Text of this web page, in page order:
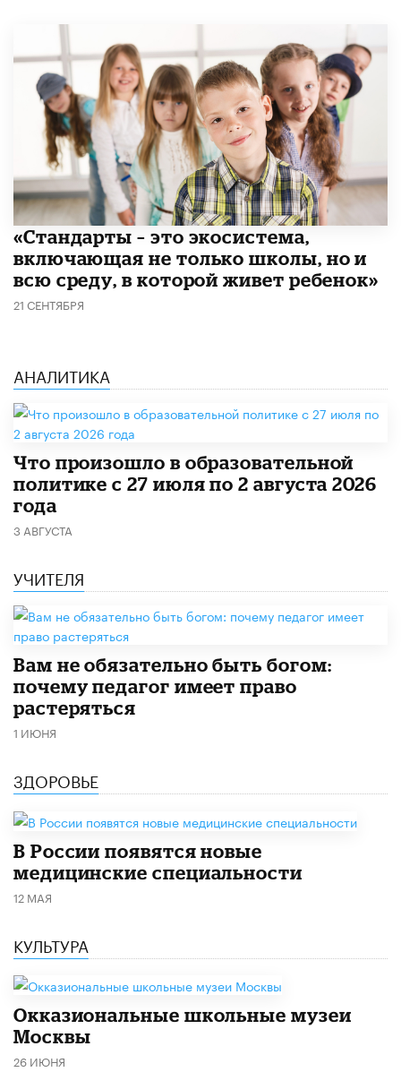
​«Стандарты – это экосистема,
включающая не только школы, но и
всю среду, в которой живет ребенок»
21 СЕНТЯБРЯ
АНАЛИТИКА
​Что произошло в образовательной
политике с 27 июля по 2 августа 2026
года
3 АВГУСТА
УЧИТЕЛЯ
​Вам не обязательно быть богом:
почему педагог имеет право
растеряться
1 ИЮНЯ
ЗДОРОВЬЕ
В России появятся новые
медицинские специальности
12 МАЯ
КУЛЬТУРА
​Окказиональные школьные музеи
Москвы
26 ИЮНЯ